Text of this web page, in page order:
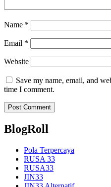
Name *
Email *
Website
Save my name, email, and
time I comment.
BlogRoll
Pola Terpercaya
RUSA 33
RUSA33
JIN33